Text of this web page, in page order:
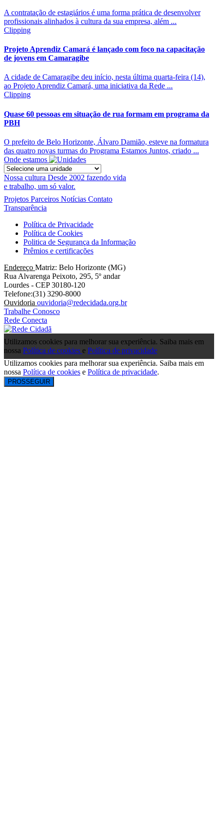
A contratação de estagiários é uma forma prática de desenvolver
profissionais alinhados à cultura da sua empresa, além ...
Clipping
Projeto Aprendiz Camará é lançado com foco na capacitação
de jovens em Camaragibe
A cidade de Camaragibe deu início, nesta última quarta-feira (14),
ao Projeto Aprendiz Camará, uma iniciativa da Rede ...
Clipping
Quase 60 pessoas em situação de rua formam em programa da
PBH
O prefeito de Belo Horizonte, Álvaro Damião, esteve na formatura
das quatro novas turmas do Programa Estamos Juntos, criado ...
Onde estamos
Nossa cultura Desde 2002 fazendo vida
e trabalho, um só valor.
Projetos Parceiros Notícias Contato
Transparência
Política de Privacidade
Política de Cookies
Politica de Segurança da Informação
Prêmios e certificações
Endereço Matriz: Belo Horizonte (MG)
Rua Alvarenga Peixoto, 295, 5º andar
Lourdes - CEP 30180-120
Telefone:(31) 3290-8000
Ouvidoria ouvidoria@redecidada.org.br
Trabalhe Conosco
Rede Conecta
Utilizamos cookies para melhorar sua experiência. Saiba mais em
nossa Política de cookies e Política de privacidade
Utilizamos cookies para melhorar sua experiência. Saiba mais em
nossa Política de cookies e Política de privacidade.
PROSSEGUIR